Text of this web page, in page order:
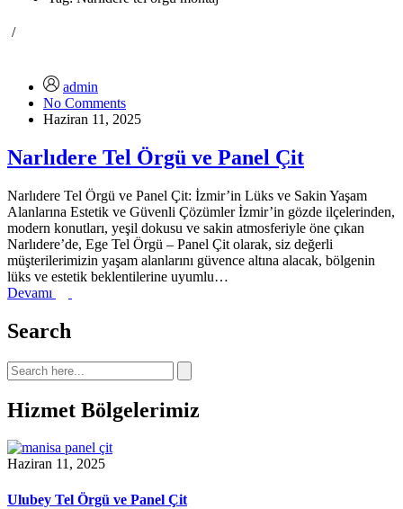
/
admin
No Comments
Haziran 11, 2025
Narlıdere Tel Örgü ve Panel Çit
Narlıdere Tel Örgü ve Panel Çit: İzmir’in Lüks ve Sakin Yaşam
Alanlarına Estetik ve Güvenli Çözümler İzmir’in gözde ilçelerinden,
modern konutları, yeşil dokusu ve sakin atmosferiyle öne çıkan
Narlıdere’de, Ege Tel Örgü – Panel Çit olarak, siz değerli
müşterilerimizin yaşam alanlarını güvence altına alacak, bölgenin
lüks ve estetik beklentilerine uyumlu…
Devamı
Search
Hizmet Bölgelerimiz
Haziran 11, 2025
Ulubey Tel Örgü ve Panel Çit